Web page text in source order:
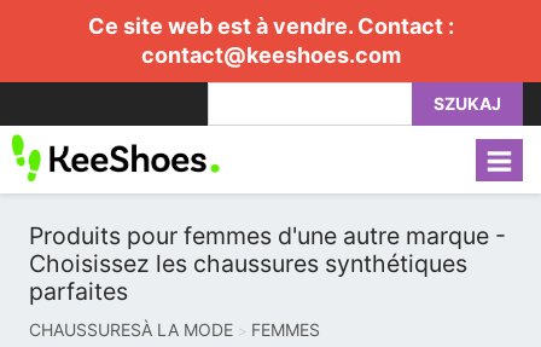
Ce site web est à vendre. Contact :
contact@keeshoes.com
SZUKAJ
Produits pour femmes d'une autre marque -
Choisissez les chaussures synthétiques
parfaites
CHAUSSURESÀ LA MODE FEMMES